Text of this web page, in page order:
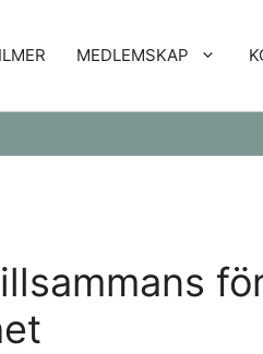
MEDLEMSKAP